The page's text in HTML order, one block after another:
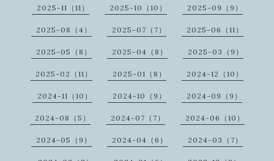
2025-11（11） 2025-10（10） 2025-09（9）
2025-08（4） 2025-07（7） 2025-06（11）
2025-05（8） 2025-04（8） 2025-03（9）
2025-02（11） 2025-01（8） 2024-12（10）
2024-11（10） 2024-10（9） 2024-09（9）
2024-08（5） 2024-07（7） 2024-06（10）
2024-05（9） 2024-04（6） 2024-03（7）